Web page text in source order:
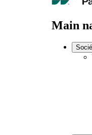
Main